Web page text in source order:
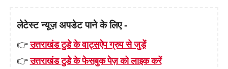
लेटेस्ट न्यूज़ अपडेट पाने के लिए -
👉उत्तराखंड टुडे के वाट्सऐप ग्रुप से जुड़ें
👉उत्तराखंड टुडे के फेसबुक पेज़ को लाइक करें